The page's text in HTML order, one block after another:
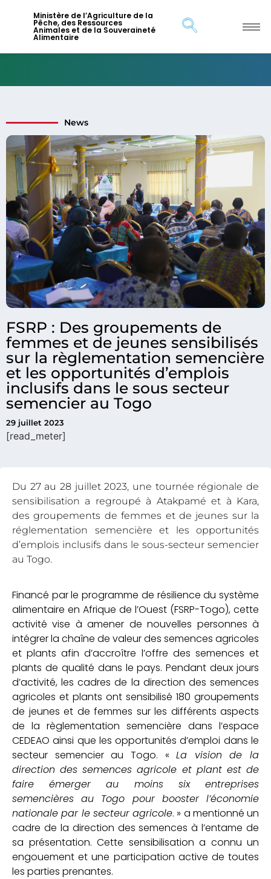
Ministère de l’Agriculture de la
Pêche, des Ressources
Animales et de la Souveraineté
Alimentaire
FSRP : Des groupements de
femmes et de jeunes sensibilisés
sur la règlementation semencière
et les opportunités d’emplois
inclusifs dans le sous secteur
semencier au Togo
29 juillet 2023
[read_meter]
News
Du 27 au 28 juillet 2023, une tournée régionale de
sensibilisation a regroupé à Atakpamé et à Kara,
des groupements de femmes et de jeunes sur la
réglementation semencière et les opportunités
d’emplois inclusifs dans le sous-secteur semencier
au Togo.
Financé par le programme de résilience du système
alimentaire en Afrique de l’Ouest (FSRP-Togo), cette
activité vise à amener de nouvelles personnes à
intégrer la chaîne de valeur des semences agricoles
et plants afin d’accroître l’offre des semences et
plants de qualité dans le pays. Pendant deux jours
d’activité, les cadres de la direction des semences
agricoles et plants ont sensibilisé 180 groupements
de jeunes et de femmes sur les différents aspects
de la règlementation semencière dans l’espace
CEDEAO ainsi que les opportunités d’emploi dans le
secteur semencier au Togo. «La vision de la
direction des semences agricole et plant est de
faire émerger au moins six entreprises
semencières au Togo pour booster l’économie
nationale par le secteur agricole. » a mentionné un
cadre de la direction des semences à l’entame de
sa présentation. Cette sensibilisation a connu un
engouement et une participation active de toutes
les parties prenantes.